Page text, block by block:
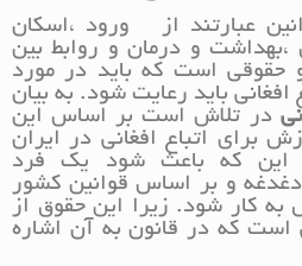
عبارتند از ورود ،اسکان
،بهداشت و درمان و روابط بین
حقوقی است که باید در مورد
افغانی باید رعایت شود. به بیان
در تلاش است بر اساس این
برای اتباع افغانی در ایران
این که باعث شود یک فرد
دغدغه و بر اساس قوانین کشور
به کار شود. زیرا این حقوق از
است که در قانون به آن اشاره